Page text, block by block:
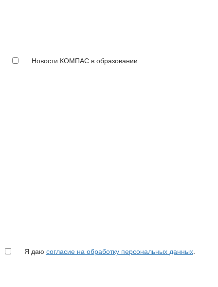
Новости КОМПАС в образовании
Я даю согласие на обработку персональных данных.